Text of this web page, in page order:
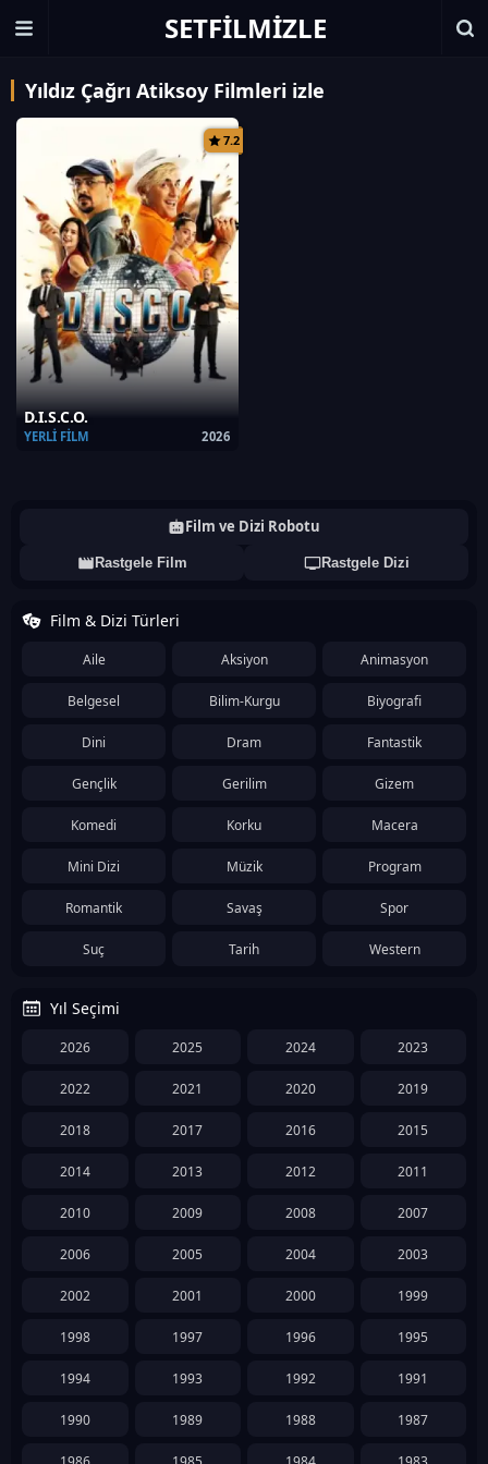
SETFILMIZLE
Yıldız Çağrı Atiksoy Filmleri izle
7.2
D.I.S.C.O.
2026
YERLI FILM
Film ve Dizi Robotu
Rastgele Film Rastgele Dizi
Film & Dizi Türleri
Aile Aksiyon Animasyon
Belgesel Bilim-Kurgu Biyografi
Dini Dram Fantastik
Gençlik Gerilim Gizem
Komedi Korku Macera
Mini Dizi Müzik Program
Romantik Savaş Spor
Suç Tarih Western
Yıl Seçimi
2026 2025 2024 2023
2022 2021 2020 2019
2018 2017 2016 2015
2014 2013 2012 2011
2010 2009 2008 2007
2006 2005 2004 2003
2002 2001 2000 1999
1998 1997 1996 1995
1994 1993 1992 1991
1990 1989 1988 1987